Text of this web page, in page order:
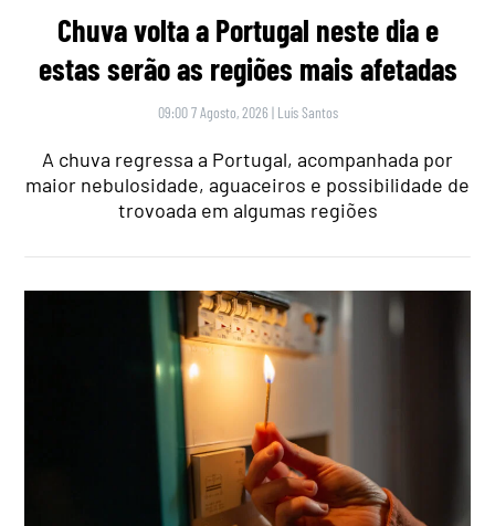
Chuva volta a Portugal neste dia e
estas serão as regiões mais afetadas
09:00 7 Agosto, 2026 | Luís Santos
A chuva regressa a Portugal, acompanhada por
maior nebulosidade, aguaceiros e possibilidade de
trovoada em algumas regiões